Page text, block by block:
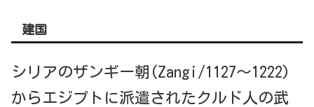
建国
シリアのザンギー朝(Zangi/1127～1222)
からエジプトに派遣されたクルド人の武